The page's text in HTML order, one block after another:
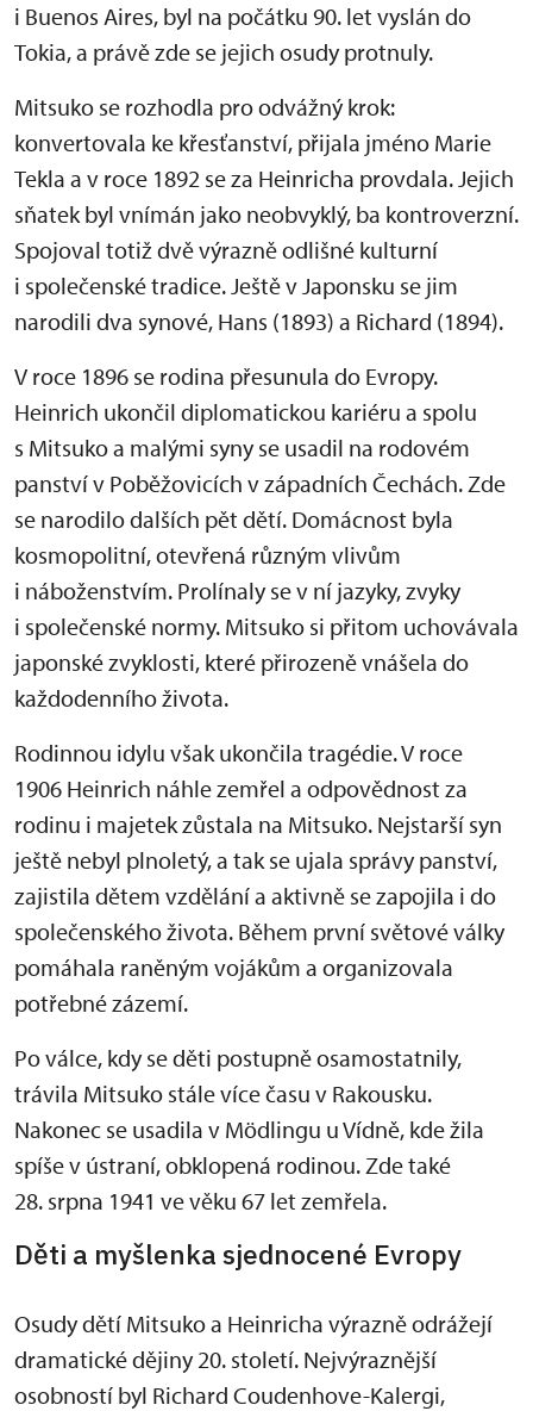
i Buenos Aires, byl na počátku 90. let vyslán do
Tokia, a právě zde se jejich osudy protnuly.
Mitsuko se rozhodla pro odvážný krok:
konvertovala ke křesťanství, přijala jméno Marie
Tekla a v roce 1892 se za Heinricha provdala. Jejich
sňatek byl vnímán jako neobvyklý, ba kontroverzní.
Spojoval totiž dvě výrazně odlišné kulturní
i společenské tradice. Ještě v Japonsku se jim
narodili dva synové, Hans (1893) a Richard (1894).
V roce 1896 se rodina přesunula do Evropy.
Heinrich ukončil diplomatickou kariéru a spolu
s Mitsuko a malými syny se usadil na rodovém
panství v Poběžovicích v západních Čechách. Zde
se narodilo dalších pět dětí. Domácnost byla
kosmopolitní, otevřená různým vlivům
i náboženstvím. Prolínaly se v ní jazyky, zvyky
i společenské normy. Mitsuko si přitom uchovávala
japonské zvyklosti, které přirozeně vnášela do
každodenního života.
Rodinnou idylu však ukončila tragédie. V roce
1906 Heinrich náhle zemřel a odpovědnost za
rodinu i majetek zůstala na Mitsuko. Nejstarší syn
ještě nebyl plnoletý, a tak se ujala správy panství,
zajistila dětem vzdělání a aktivně se zapojila i do
společenského života. Během první světové války
pomáhala raněným vojákům a organizovala
potřebné zázemí.
Po válce, kdy se děti postupně osamostatnily,
trávila Mitsuko stále více času v Rakousku.
Nakonec se usadila v Mödlingu u Vídně, kde žila
spíše v ústraní, obklopená rodinou. Zde také
28. srpna 1941 ve věku 67 let zemřela.
Děti a myšlenka sjednocené Evropy
Osudy dětí Mitsuko a Heinricha výrazně odrážejí
dramatické dějiny 20. století. Nejvýraznější
osobností byl Richard Coudenhove-Kalergi,